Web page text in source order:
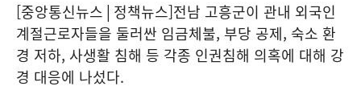
[중앙통신뉴스│정책뉴스]전남 고흥군이 관내 외국인
계절근로자들을 둘러싼 임금체불, 부당 공제, 숙소 환
경 저하, 사생활 침해 등 각종 인권침해 의혹에 대해 강
경 대응에 나섰다.